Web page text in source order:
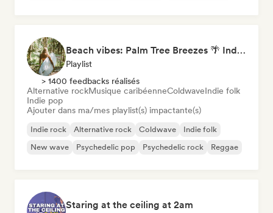
Beach vibes: Palm Tree Breezes 🌴 Indie Folk, Acoustic & Singer-Songwriter
Playlist
> 1400 feedbacks réalisés
Alternative rockMusique caribéenneColdwaveIndie folk
Indie pop
Ajouter dans ma/mes playlist(s) impactante(s)
Indie rock Alternative rock Coldwave
Indie folk
New wave
Psychedelic pop Psychedelic rock Reggae
Staring at the ceiling at 2am